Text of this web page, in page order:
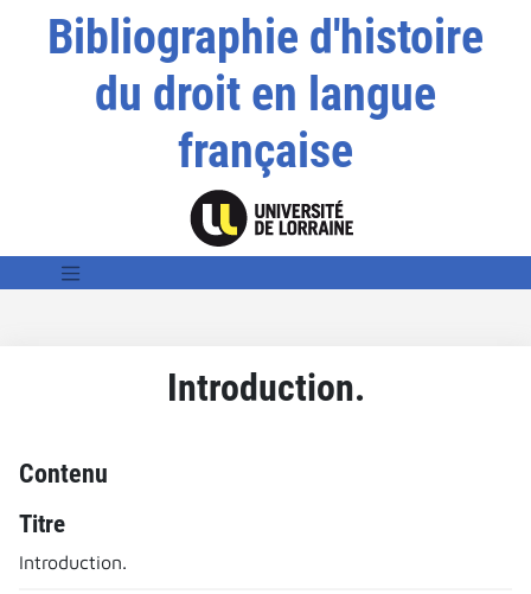
Bibliographie d'histoire
du droit en langue
française
Introduction.
Contenu
Titre
Introduction.